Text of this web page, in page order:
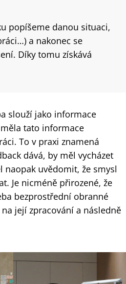
popíšeme danou situaci,
a nakonec se
Díky tomu získává
slouží jako informace
tato informace
To v praxi znamená
dává, by měl vycházet
uvědomit, že smysl
Je nicméně přirozené, že
bezprostřední obranné
její zpracování a následně